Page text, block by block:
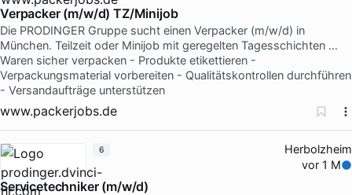
Verpacker (m/w/d) TZ/Minijob
Die PRODINGER Gruppe sucht einen Verpacker (m/w/d) in
München. Teilzeit oder Minijob mit geregelten Tagesschichten …
Waren sicher verpacken - Produkte etikettieren -
Verpackungsmaterial vorbereiten - Qualitätskontrollen durchführen
- Versandaufträge unterstützen
www.packerjobs.de
Herbolzheim
vor 1 M
Servicetechniker (m/w/d)
6